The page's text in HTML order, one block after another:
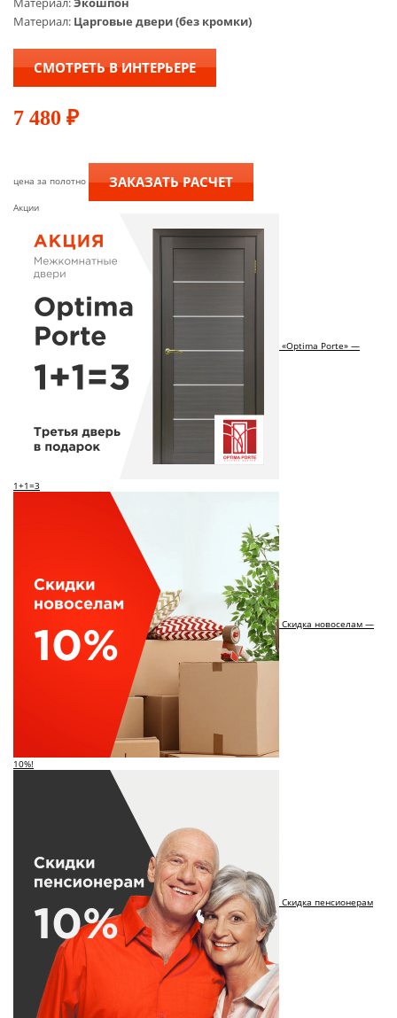
Материал: Царговые двери (без кромки)
СМОТРЕТЬ В ИНТЕРЬЕРЕ
7 480 ₽
цена за полотно ЗАКАЗАТЬ РАСЧЕТ
Акции
«Optima Porte» —
1+1=3
Скидка новоселам —
10%!
Скидка пенсионерам